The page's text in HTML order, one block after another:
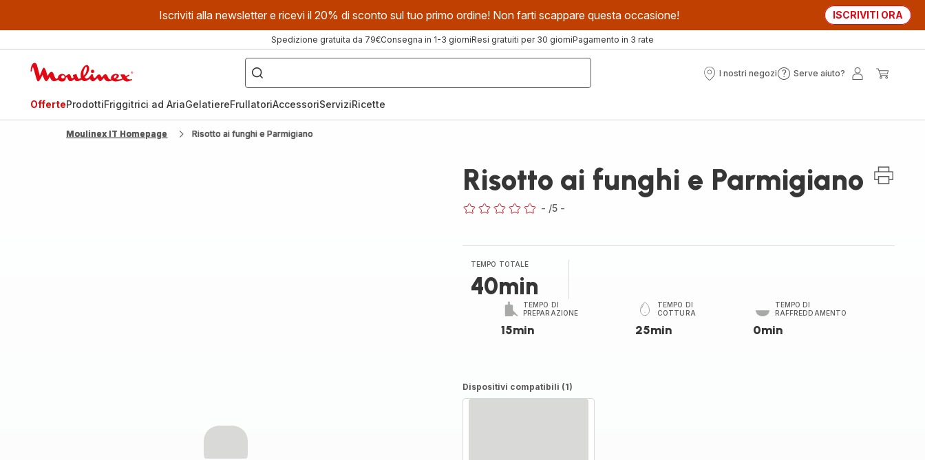
Iscriviti alla newsletter e ricevi il 20% di sconto sul tuo primo ordine! Non farti scappare questa occasione! ISCRIVITI ORA
Spedizione gratuita da 79€Consegna in 1-3 giorniResi gratuiti per 30 giorniPagamento in 3 rate
Cosa
stai
cercando?
I nostri negozi
I
Serve aiuto?
Serve
OfferteProdottiFriggitrici ad AriaGelatiereFrullatoriAccessoriServiziRicette
Moulinex IT Homepage Risotto ai funghi e Parmigiano
Risotto ai funghi e Parmigiano
- /5 -
TEMPO TOTALE
40min
TEMPO DI
PREPARAZIONE
15min
TEMPO DI
COTTURA
25min
TEMPO DI
RAFFREDDAMENTO
0min
Dispositivi compatibili (1)